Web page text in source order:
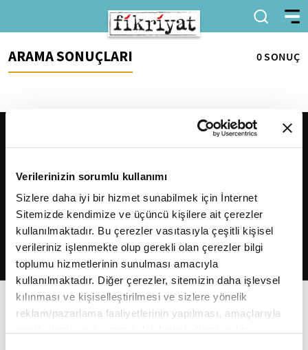
Verilerinizin sorumlu kullanımı
Sizlere daha iyi bir hizmet sunabilmek için İnternet
Sitemizde kendimize ve üçüncü kişilere ait çerezler
kullanılmaktadır. Bu çerezler vasıtasıyla çeşitli kişisel
verileriniz işlenmekte olup gerekli olan çerezler bilgi
toplumu hizmetlerinin sunulması amacıyla
kullanılmaktadır. Diğer çerezler, sitemizin daha işlevsel
kılınması ve kişiselleştirilmesi ve sizlere yönelik
reklam/pazarlama faaliyetlerinin yapılması, amaçlarıyla
ARAMA SONUÇLARI 0 SONUÇ
2026Fikriyat. Tüm hakları saklıdır.